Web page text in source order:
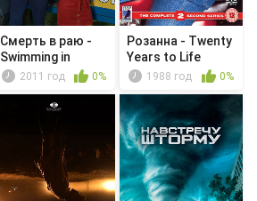
Смерть в раю -
Swimming in
Murder2011 год 0%
Розанна - Twenty
Years to Life
1988 год 0%